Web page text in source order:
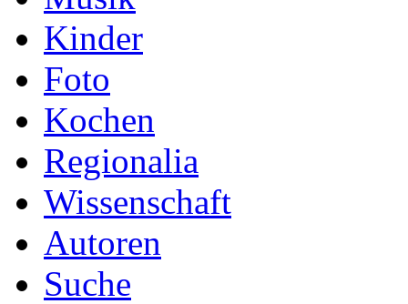
Kinder
Foto
Kochen
Regionalia
Wissenschaft
Autoren
Suche